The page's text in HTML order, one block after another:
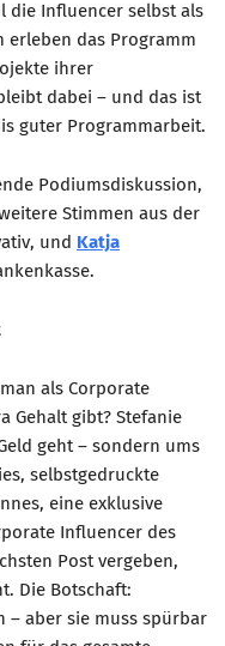
die Influencer selbst als
erleben das Programm
ihrer
dabei – und das ist
guter Programmarbeit.
Podiumsdiskussion,
Stimmen aus der
und Katja
als Corporate
Gehalt gibt? Stefanie
geht – sondern ums
selbstgedruckte
eine exklusive
Influencer des
Post vergeben,
Die Botschaft:
– aber sie muss spürbar